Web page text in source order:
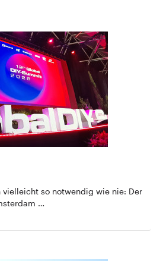
vielleicht so notwendig wie nie: Der
…